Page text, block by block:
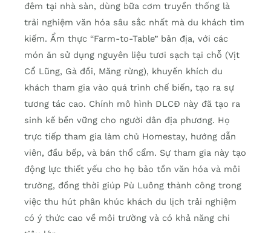
đêm tại nhà sàn, dùng bữa cơm truyền thống là
trải nghiệm văn hóa sâu sắc nhất mà du khách tìm
kiếm. Ẩm thực “Farm-to-Table” bản địa, với các
món ăn sử dụng nguyên liệu tươi sạch tại chỗ (Vịt
Cổ Lũng, Gà đồi, Măng rừng), khuyến khích du
khách tham gia vào quá trình chế biến, tạo ra sự
tương tác cao. Chính mô hình DLCĐ này đã tạo ra
sinh kế bền vững cho người dân địa phương. Họ
trực tiếp tham gia làm chủ Homestay, hướng dẫn
viên, đầu bếp, và bán thổ cẩm. Sự tham gia này tạo
động lực thiết yếu cho họ bảo tồn văn hóa và môi
trường, đồng thời giúp Pù Luông thành công trong
việc thu hút phân khúc khách du lịch trải nghiệm
có ý thức cao về môi trường và có khả năng chi